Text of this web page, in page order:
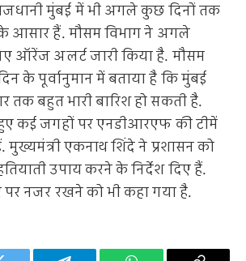
राजधानी मुंबई में भी अगले कुछ दिनों तक
के आसार हैं. मौसम विभाग ने अगले
ऑरेंज अलर्ट जारी किया है. मौसम
के पूर्वानुमान में बताया है कि मुंबई
तक बहुत भारी बारिश हो सकती है.
कई जगहों पर एनडीआरएफ की टीमें
मुख्यमंत्री एकनाथ शिंदे ने प्रशासन को
उपाय करने के निर्देश दिए हैं.
नजर रखने को भी कहा गया है.